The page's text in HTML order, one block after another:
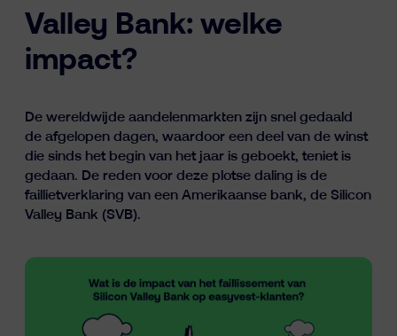
Vermogensbeheer
Inzichten
Valley Bank: welke
impact?
De wereldwijde aandelenmarkten zijn snel gedaald
de afgelopen dagen, waardoor een deel van de winst
die sinds het begin van het jaar is geboekt, teniet is
gedaan. De reden voor deze plotse daling is de
faillietverklaring van een Amerikaanse bank, de Silicon
Valley Bank (SVB).